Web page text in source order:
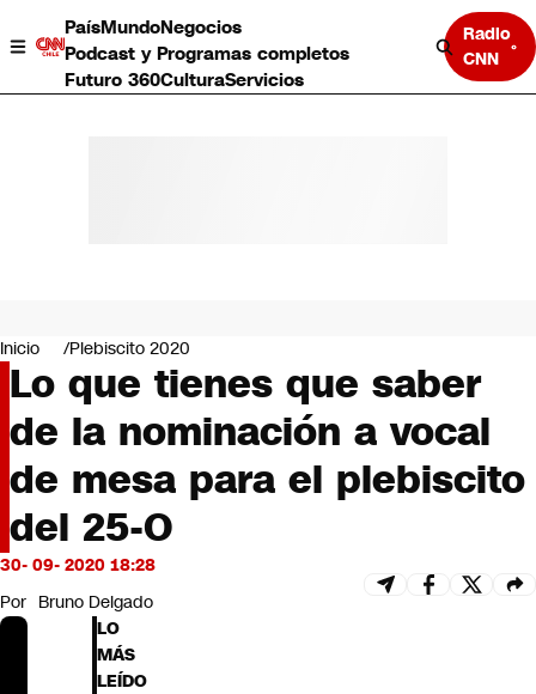
PaísMundoNegocios
Podcast y Programas completos
Futuro 360CulturaServicios
Radio
CNN
Negocios
Deportes
Programas completos
Cultura
Servicios
Bits
CNN tiempo
Futuro 360
Inicio Plebiscito 2020
Lo que tienes que saber
de la nominación a vocal
de mesa para el plebiscito
del 25-O
30- 09- 2020 18:28
Por Bruno Delgado
LO
MÁS
LEÍDO